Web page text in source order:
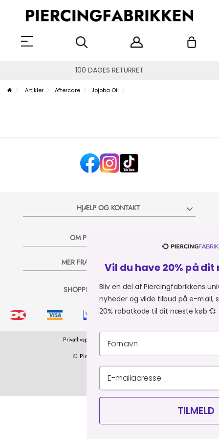
100 DAGES RETURRET
Artikler Aftercare Jojoba Oil
HJÆLP OG KONTAKT
OM PIERCINGFABRIKKEN
MER FRA PIERCINGFABRIKKEN
SHOPPER FRA: Du er i
© Piercingfabrikken.dk 2026
CVR 34903727
Privatlivspolitik Leveringsbetingelser
Vil du have 20% på dit
Bliv en del af Piercingfabrikkens univers,
nyheder og vilde tilbud på e-mail, så
20% rabatkode til dit næste køb 💞
TILMELD